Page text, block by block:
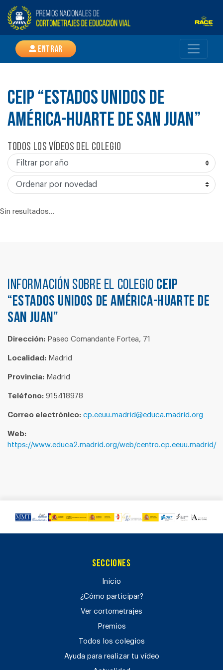
Entrar
CEIP “ESTADOS UNIDOS DE
AMÉRICA-HUARTE DE SAN JUAN”
Todos los vídeos del colegio
Sin resultados...
Información sobre el colegio CEIP
“ESTADOS UNIDOS DE AMÉRICA-HUARTE DE
SAN JUAN”
Dirección: Paseo Comandante Fortea, 71
Localidad: Madrid
Provincia: Madrid
Teléfono: 915418978
Correo electrónico: cp.eeuu.madrid@educa.madrid.org
Web:
https://www.educa2.madrid.org/web/centro.cp.eeuu.madrid/
Secciones
Inicio
¿Cómo participar?
Ver cortometrajes
Premios
Todos los colegios
Ayuda para realizar tu vídeo